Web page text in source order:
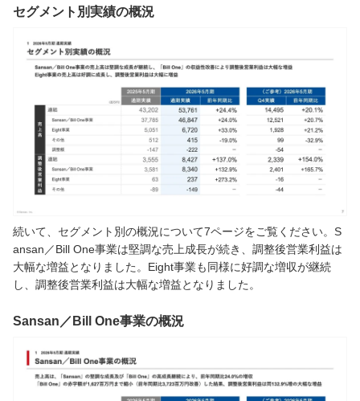
セグメント別実績の概況
続いて、セグメント別の概況について7ページをご覧ください。S
ansan／Bill One事業は堅調な売上成長が続き、調整後営業利益は
大幅な増益となりました。Eight事業も同様に好調な増収が継続
し、調整後営業利益は大幅な増益となりました。
Sansan／Bill One事業の概況